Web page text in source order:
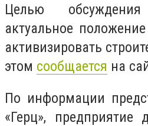
Целью
актуальное
активизировать
этом сообщается на
По информации
«Герц», предприятие